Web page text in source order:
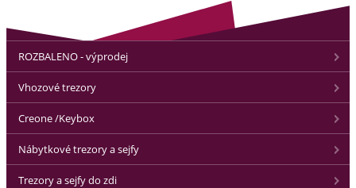
ROZBALENO - výprodej
Vhozové trezory
Creone /Keybox
Nábytkové trezory a sejfy
Trezory a sejfy do zdi